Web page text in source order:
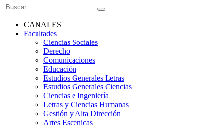
CANALES
Facultades
Ciencias Sociales
Derecho
Comunicaciones
Educación
Estudios Generales Letras
Estudios Generales Ciencias
Ciencias e Ingeniería
Letras y Ciencias Humanas
Gestión y Alta Dirección
Artes Escenicas